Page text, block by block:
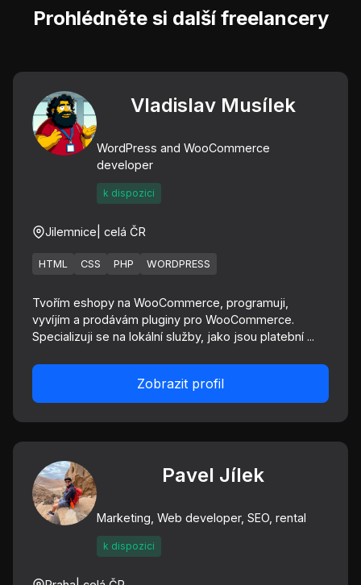
Prohlédněte si další freelancery
Vladislav Musílek
WordPress and WooCommerce
developer
k dispozici
Jilemnice | celá ČR
HTML CSS PHP WORDPRESS
Tvořím eshopy na WooCommerce, programuji,
vyvíjím a prodávám pluginy pro WooCommerce.
Specializuji se na lokální služby, jako jsou platební ...
Zobrazit profil
Pavel Jílek
Marketing, Web developer, SEO, rental
k dispozici